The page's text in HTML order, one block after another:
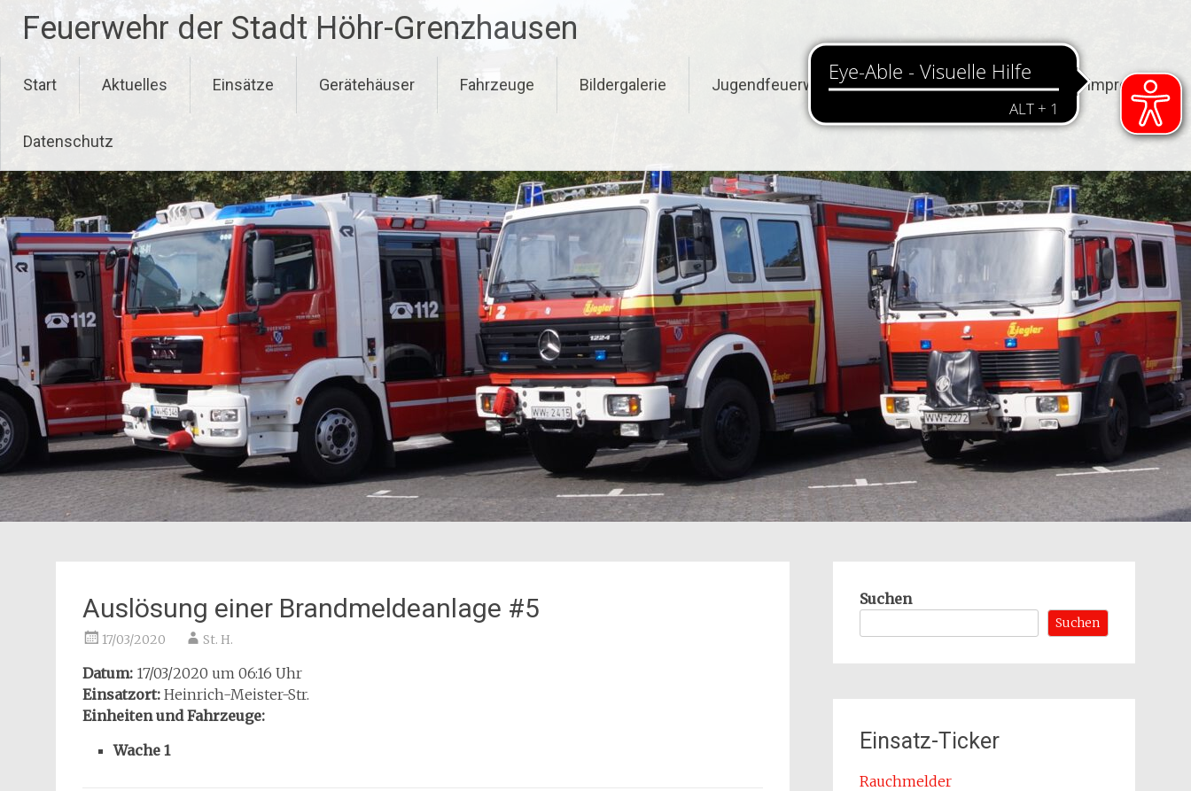
Inhalt
springen
Feuerwehr der Stadt Höhr-Grenzhausen
Start Aktuelles Einsätze Gerätehäuser Fahrzeuge Bildergalerie Jugendfeuerwehr Termine Kontakt Impressum
Datenschutz
Auslösung einer Brandmeldeanlage #5
17/03/2020 St. H.
Datum: 17/03/2020 um 06:16 Uhr
Einsatzort: Heinrich-Meister-Str.
Einheiten und Fahrzeuge:
Wache 1
Suchen
Suchen
Einsatz-Ticker
Rauchmelder